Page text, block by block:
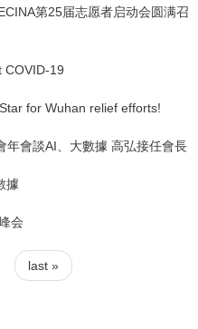
第25届志愿者启动会圆满召
COVID-19
for Wuhan relief efforts!
年會談AI、大數據 高弘接任會長
據
会
last »